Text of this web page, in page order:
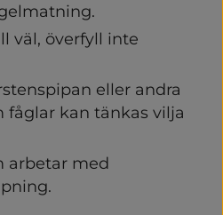
väl, överfyll inte
eller andra
fåglar kan tänkas vilja
arbetar med